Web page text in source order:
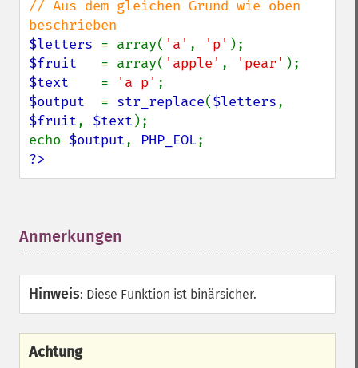
// Aus dem gleichen Grund wie oben
$letters = array( 'a' , 'p'
$fruit = array( 'apple' , 'pear'
$text = 'a p'
$output = str_replace($letters
$fruit, $text );
echo $output, PHP_EOL
?>
Anmerkungen
Hinweis: Diese Funktion ist binärsicher.
Achtung